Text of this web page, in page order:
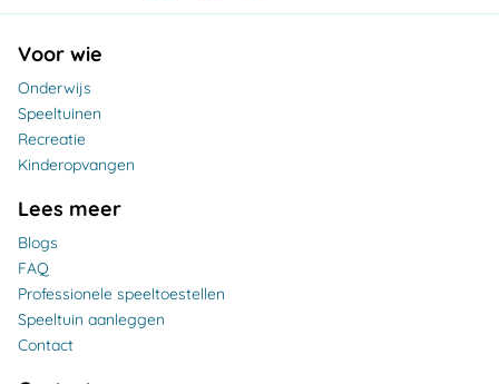
Voor wie
Onderwijs
Speeltuinen
Recreatie
Kinderopvangen
Lees meer
Blogs
FAQ
Professionele speeltoestellen
Speeltuin aanleggen
Contact